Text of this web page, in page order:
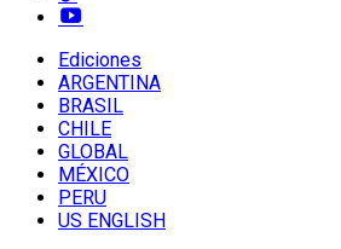
Ediciones
ARGENTINA
BRASIL
CHILE
GLOBAL
MÉXICO
PERU
US ENGLISH